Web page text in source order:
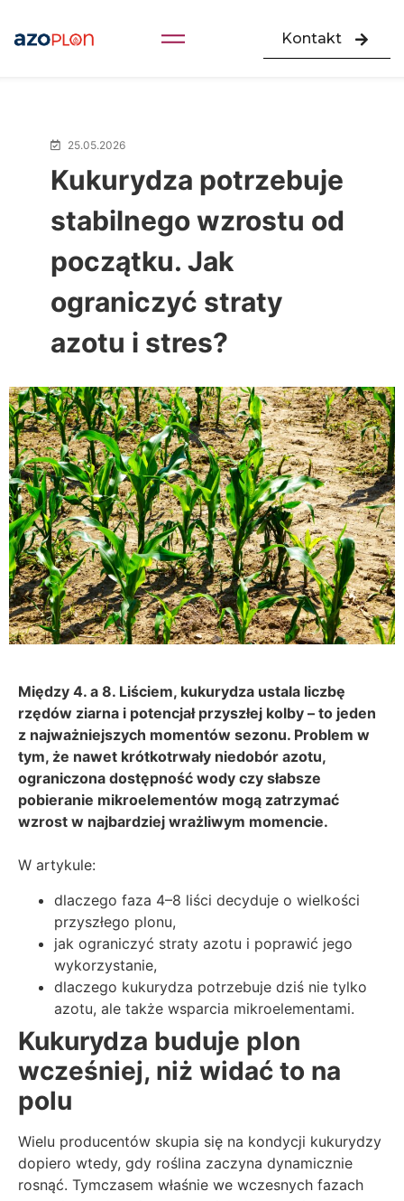
Kontakt
25.05.2026
Kukurydza potrzebuje
stabilnego wzrostu od
początku. Jak
ograniczyć straty
azotu i stres?
Między 4. a 8. Liściem, kukurydza ustala liczbę
rzędów ziarna i potencjał przyszłej kolby – to jeden
z najważniejszych momentów sezonu. Problem w
tym, że nawet krótkotrwały niedobór azotu,
ograniczona dostępność wody czy słabsze
pobieranie mikroelementów mogą zatrzymać
wzrost w najbardziej wrażliwym momencie.
W artykule:
dlaczego faza 4–8 liści decyduje o wielkości
przyszłego plonu,
jak ograniczyć straty azotu i poprawić jego
wykorzystanie,
dlaczego kukurydza potrzebuje dziś nie tylko
azotu, ale także wsparcia mikroelementami.
Kukurydza buduje plon
wcześniej, niż widać to na
polu
Wielu producentów skupia się na kondycji kukurydzy
dopiero wtedy, gdy roślina zaczyna dynamicznie
rosnąć. Tymczasem właśnie we wczesnych fazach